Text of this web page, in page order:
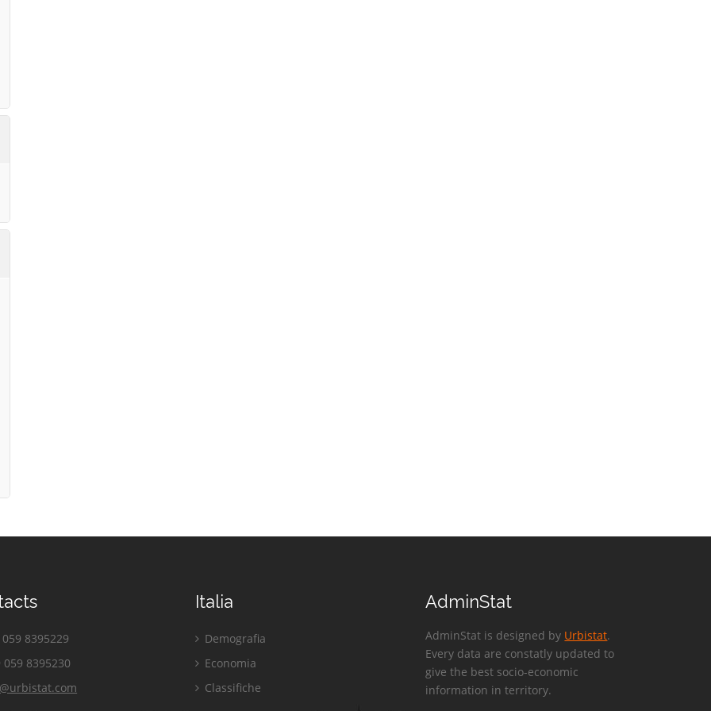
059 8395229
059 8395230
Italia
Demografia
Economia
Classifiche
AdminStat
AdminStat is designed by Urbistat.
Every data are constatly updated to
give the best socio-economic
information in territory.